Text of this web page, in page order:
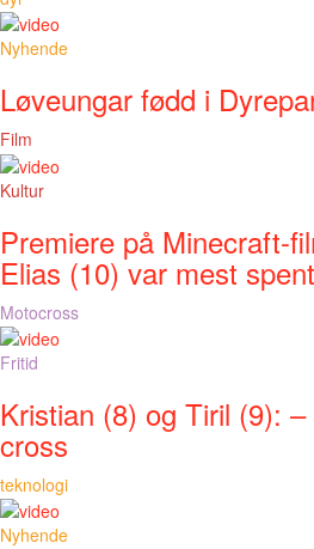
Nyhende
Løveungar fødd i
Film
Kultur
Premiere på Minecraft-
Elias (10) var mest
Motocross
Fritid
Kristian (8) og Tiril (9):
cross
teknologi
Nyhende